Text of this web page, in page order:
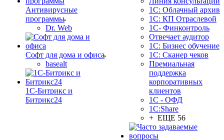
Антивирусные
программы
Dr. Web
Софт для дома и офиса
basealt
1С-Битрикс и
Битрикс24
1С: Облачный архив
1С: КП Отраслевой
1С- Финконтроль
Отвечает аудитор
1С: Бизнес обучение
1С: Сканер чеков
Премиальная
поддержка
корпоративных
клиентов
1С - ОФД
1С:Share
+ ЕЩЕ 56